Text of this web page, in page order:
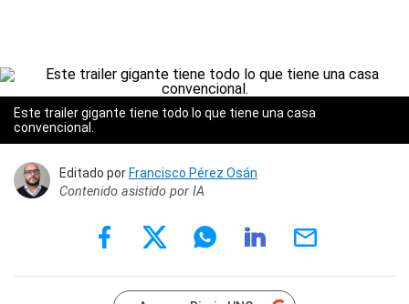
Este trailer gigante tiene todo lo que tiene una casa
convencional.
Editado porFrancisco Pérez Osán
Contenido asistido por IA